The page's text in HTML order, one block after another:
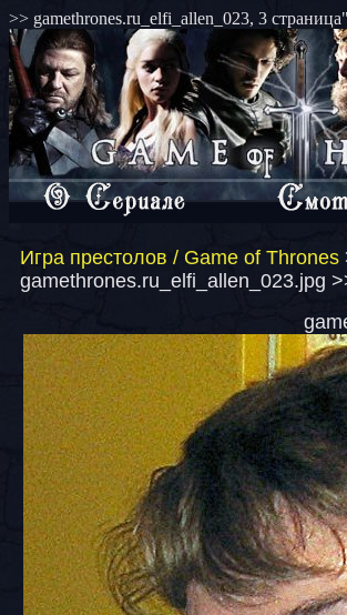
>> gamethrones.ru_elfi_allen_023, 3
Игра престолов / Game of Thrones
gamethrones.ru_elfi_allen_023.jpg